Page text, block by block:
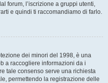
forum, l’iscrizione a gruppi utenti,
e quindi ti raccomandiamo di farlo.
dei minori del 1998, è una
a raccogliere informazioni da i
tale consenso serve una richiesta
permettendo la registrazione delle